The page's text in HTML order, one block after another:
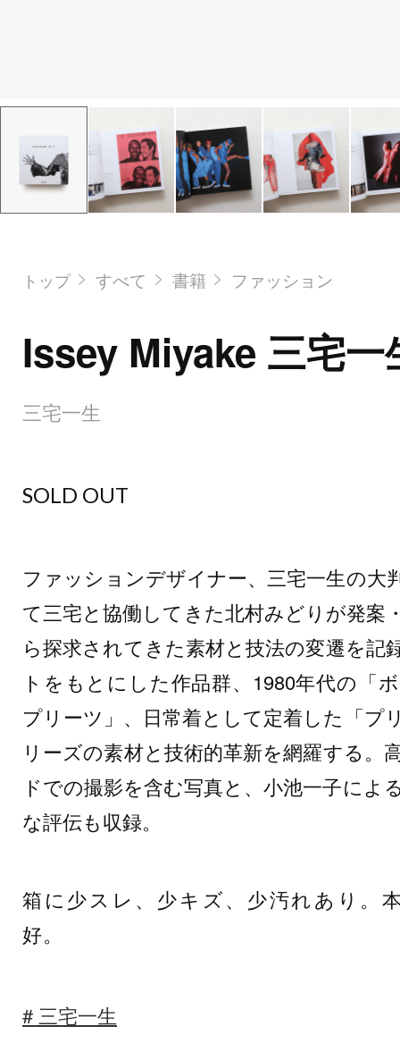
トップ すべて 書籍 ファッション
Issey Miyake 三宅一
三宅一生
SOLD OUT
ファッションデザイナー、三宅一生の大
て三宅と協働してきた北村みどりが発案
ら探求されてきた素材と技法の変遷を記
トをもとにした作品群、1980年代の「
プリーツ」、日常着として定着した「プ
リーズの素材と技術的革新を網羅する。
ドでの撮影を含む写真と、小池一子によ
な評伝も収録。
箱に少スレ、少キズ、少汚れあり。
好。
三宅一生